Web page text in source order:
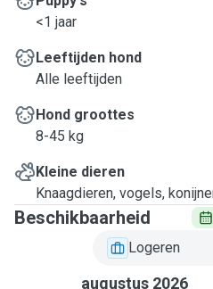
<1 jaar
Leeftijden hond
Alle leeftijden
Hond groottes
8-45 kg
Kleine dieren
Knaagdieren, vogels,
Beschikbaarheid
Logeren
augustus 2026